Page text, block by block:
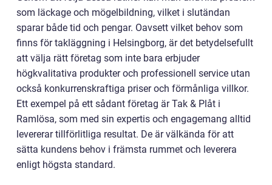
som läckage och mögelbildning, vilket i slutändan
sparar både tid och pengar. Oavsett vilket behov som
finns för takläggning i Helsingborg, är det betydelsefullt
att välja rätt företag som inte bara erbjuder
högkvalitativa produkter och professionell service utan
också konkurrenskraftiga priser och förmånliga villkor.
Ett exempel på ett sådant företag är Tak & Plåt i
Ramlösa, som med sin expertis och engagemang alltid
levererar tillförlitliga resultat. De är välkända för att
sätta kundens behov i främsta rummet och leverera
enligt högsta standard.